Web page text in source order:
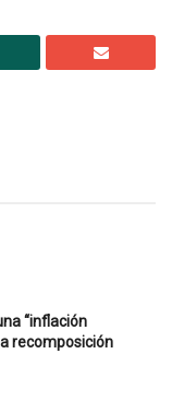
“inflación
recomposición